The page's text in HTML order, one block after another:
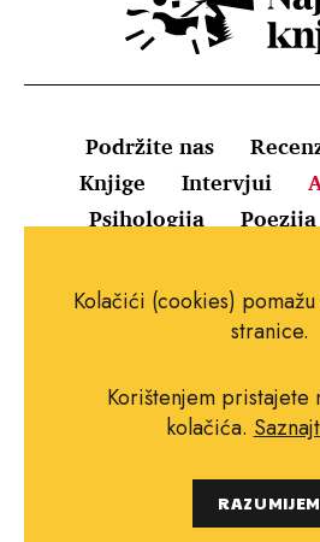
Podržite nas
Knjige
Intervjui
Psihologija
Poezija
Uvjeti korištenja
Copyright © 2010.-2021.
Kolačići (cookies)
stranice.
Korištenjem pristajete
kolačića.
RAZUMIJEM